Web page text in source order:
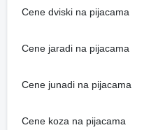
Cene dviski na pijacama
Cene jaradi na pijacama
Cene junadi na pijacama
Cene koza na pijacama